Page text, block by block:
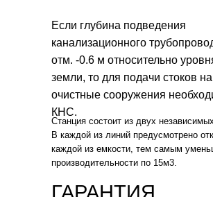
Если глубина подведения
канализационного
отм. -0.6 м относительно
земли, то для подачи стоков на
очистные сооружения
КНС.
Станция состоит из двух
В каждой из линий предусмотрено
каждой из емкости, тем самым
производительности по 15м3.
ГАРАНТИЯ